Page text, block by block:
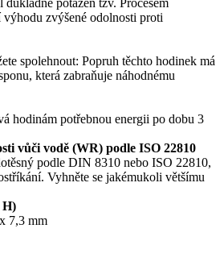
výhodu zvýšené odolnosti proti
spolehnout: Popruh těchto hodinek má
která zabraňuje náhodnému
hodinám potřebnou energii po dobu 3
vůči vodě (WR) podle ISO 22810
podle DIN 8310 nebo ISO 22810,
Vyhněte se jakémukoli většímu
H)
7,3 mm